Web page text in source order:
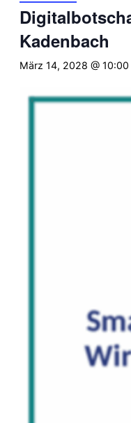
Kadenbach
März 14, 2028 @ 10:00